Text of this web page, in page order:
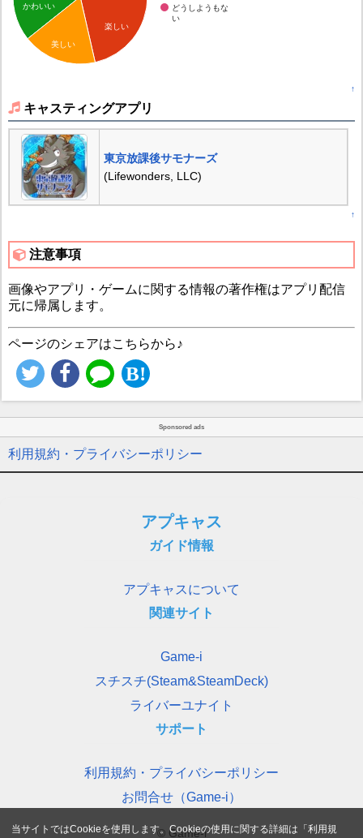
どうしようもな
い
楽しい
かわいい
美しい
↑
キャスティングアプリ
東京放課後サモナーズ
(Lifewonders, LLC)
↑
注意事項
画像やアプリ・ゲームに関する情報の著作権はアプリ配信
元に帰属します。
ページのシェアはこちらから♪
Sponsored ads
利用規約・プライバシーポリシー
アプキャス
ガイド情報
アプキャスについて
関連サイト
Game-i
スチスチ(Steam&SteamDeck)
ライバーユナイト
サポート
利用規約・プライバシーポリシー
お問合せ（Game-i）
© Game-i
当サイトではCookieを使用します。Cookieの使用に関する詳細は「利用規